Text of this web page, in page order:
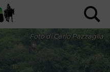
Foto di Carlo Pazzaglia